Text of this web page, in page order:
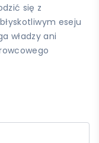
się z
eseju
władzy ani